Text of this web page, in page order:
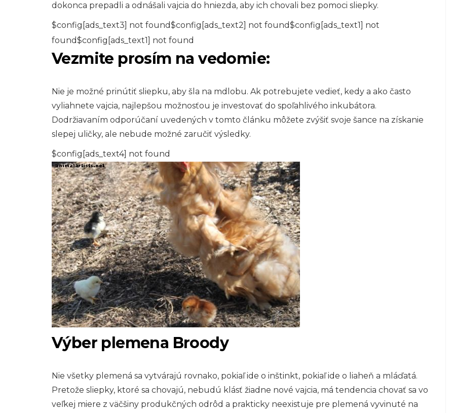
dokonca prepadli a odnášali vajcia do hniezda, aby ich chovali bez pomoci sliepky.
$config[ads_text3] not found$config[ads_text2] not found$config[ads_text1] not
found$config[ads_text1] not found
Vezmite prosím na vedomie:
Nie je možné prinútiť sliepku, aby šla na mdlobu. Ak potrebujete vedieť, kedy a ako často
vyliahnete vajcia, najlepšou možnosťou je investovať do spoľahlivého inkubátora.
Dodržiavaním odporúčaní uvedených v tomto článku môžete zvýšiť svoje šance na získanie
slepej uličky, ale nebude možné zaručiť výsledky.
$config[ads_text4] not found
Výber plemena Broody
Nie všetky plemená sa vytvárajú rovnako, pokiaľ ide o inštinkt, pokiaľ ide o liaheň a mláďatá.
Pretože sliepky, ktoré sa chovajú, nebudú klásť žiadne nové vajcia, má tendencia chovať sa vo
veľkej miere z väčšiny produkčných odrôd a prakticky neexistuje pre plemená vyvinuté na